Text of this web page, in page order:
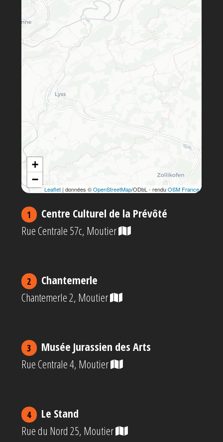
+
−
Leaflet | données ©OpenStreetMap/ODbL - renduOSM France
1
Centre Culturel de la Prévôté
Rue Centrale 57c, Moutier
2
Chantemerle
Chantemerle 2, Moutier
3
Musée Jurassien des Arts
Rue Centrale 4, Moutier
4
Le Stand
Rue du Nord 25, Moutier